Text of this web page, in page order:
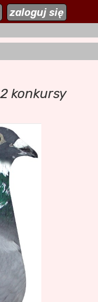
zaloguj się
konkursy